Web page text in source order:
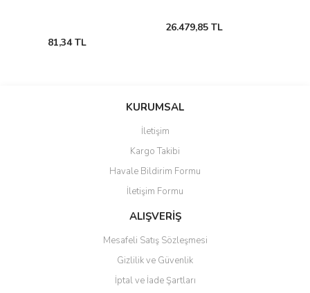
81,34 TL
26.479,85 TL
KURUMSAL
İletişim
Kargo Takibi
Havale Bildirim Formu
İletişim Formu
ALIŞVERİŞ
Mesafeli Satış Sözleşmesi
Gizlilik ve Güvenlik
İptal ve İade Şartları